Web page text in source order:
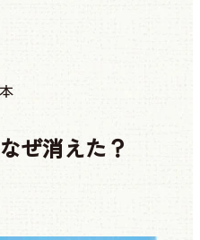
ぜ消えた？